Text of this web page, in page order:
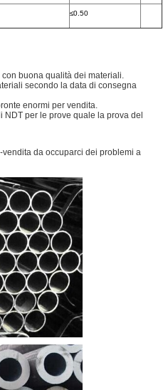
≤0.50
0,12
0.07∼
buona qualità dei materiali.
secondo la data di consegna
enormi per vendita.
NDT per le prove quale la prova del
da occuparci dei problemi a